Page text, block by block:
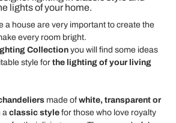
lights of your home.
a house are very important to create the
every room bright.
Collectionyou will find some ideas
style for the lighting of your living
made of white, transparent or
a classic style for those who love royalty